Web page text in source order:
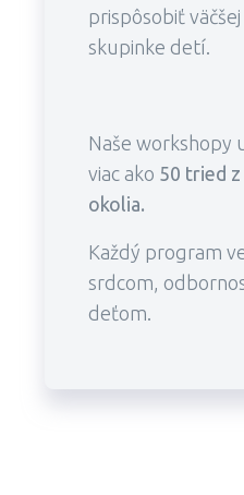
prispôsobiť väčšej
skupinke detí.
Naše workshopy
viac ako 50 tried z
okolia.
Každý program
srdcom,
deťom.